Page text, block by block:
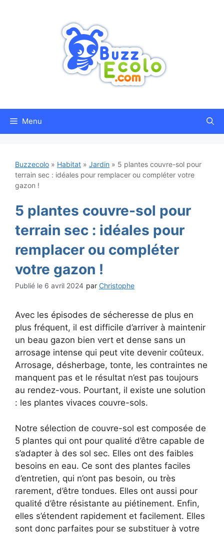
Menu
Buzzecolo » Habitat » Jardin » 5 plantes couvre-sol pour
terrain sec : idéales pour remplacer ou compléter votre
gazon !
5 plantes couvre-sol pour
terrain sec : idéales pour
remplacer ou compléter
votre gazon !
6 avril 2024 par Christophe
Avec les épisodes de sécheresse de plus en
plus fréquent, il est difficile d’arriver à maintenir
un beau gazon bien vert et dense sans un
arrosage intense qui peut vite devenir coûteux.
Arrosage, désherbage, tonte, les contraintes ne
manquent pas et le résultat n’est pas toujours
au rendez-vous. Pourtant, il existe une solution
: les plantes vivaces couvre-sols.
Notre sélection de couvre-sol est composée de
5 plantes qui ont pour qualité d’être capable de
s’adapter à des sol sec. Elles ont des faibles
besoins en eau. Ce sont des plantes faciles
d’entretien, qui n’ont pas besoin, ou très
rarement, d’être tondues. Elles ont aussi pour
qualité d’être résistante au piétinement. Enfin,
elles s’étendent rapidement et facilement. Elles
sont donc parfaites pour se substituer à votre